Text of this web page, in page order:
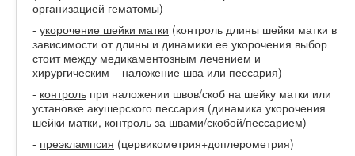
организацией гематомы)
- укорочение шейки матки (контроль длины шейки матки в
зависимости от длины и динамики ее укорочения выбор
стоит между медикаментозным лечением и
хирургическим – наложение шва или пессария)
- контроль при наложении швов/скоб на шейку матки или
установке акушерского пессария (динамика укорочения
шейки матки, контроль за швами/скобой/пессарием)
- преэклампсия (цервикометрия+доплерометрия)